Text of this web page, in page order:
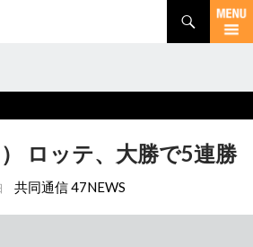
ロッテ、大勝で5連勝
共同通信 47NEWS